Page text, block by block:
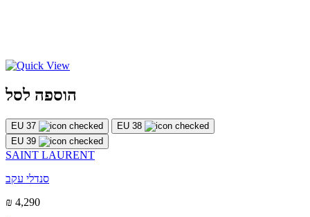
הוספה לסל
EU 37
EU 38
EU 39
SAINT LAURENT
סנדלי עקב
₪ 4,290